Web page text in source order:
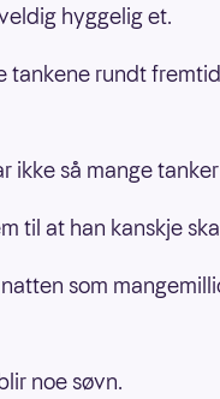
hyggelig et.
tankene rundt
ikke så mange
til at han kanskje
som
noe søvn.